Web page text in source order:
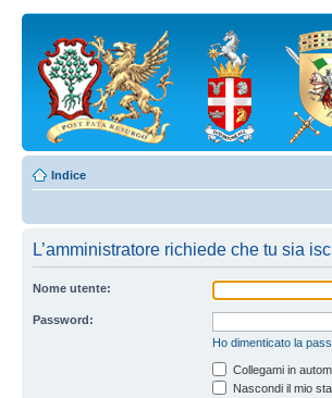
Indice
L’amministratore richiede che tu sia
Nome utente:
Password:
Ho dimenticato la
Collegami in
Nascondi il mio